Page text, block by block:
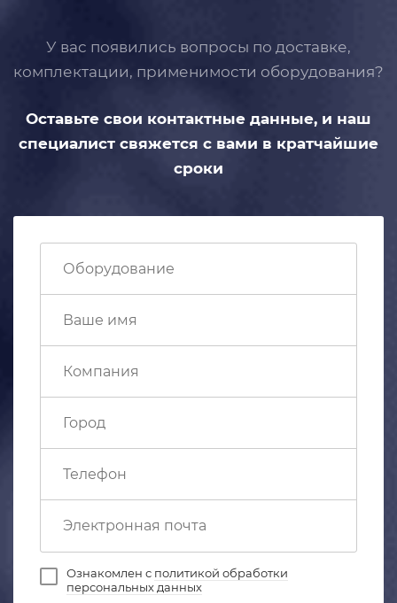
У вас появились вопросы по доставке,
комплектации, применимости оборудования?
Оставьте свои контактные данные, и наш
специалист свяжется с вами в кратчайшие
сроки
Ознакомлен с политикой обработки
персональных данных